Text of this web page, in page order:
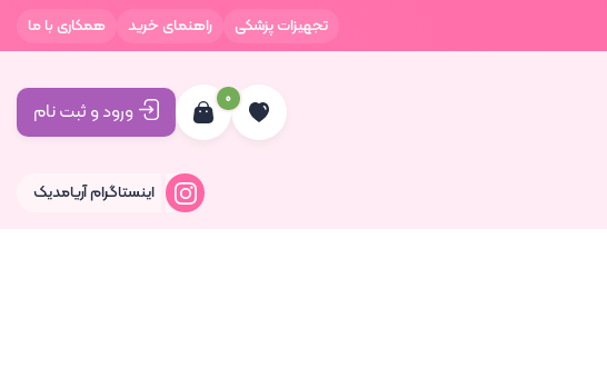
تجهیزات پزشکی راهنمای خرید همکاری با ما
0
ورود و ثبت نام
اینستاگرام آریامدیک